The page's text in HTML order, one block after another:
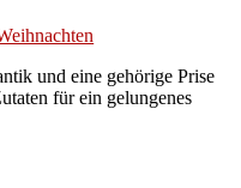
und eine gehörige Prise
für ein gelungenes